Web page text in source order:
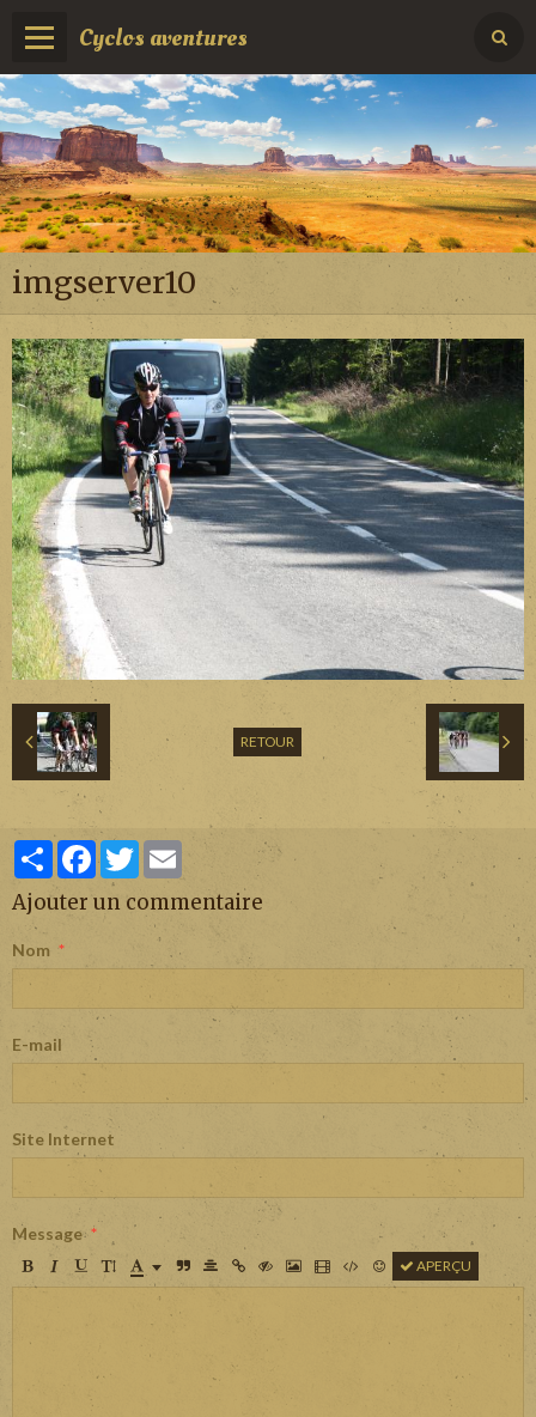
Cyclos aventures
imgserver10
RETOUR
PartagerFacebook
Twitter Email
Ajouter un commentaire
Nom
E-mail
Site Internet
Message
APERÇU